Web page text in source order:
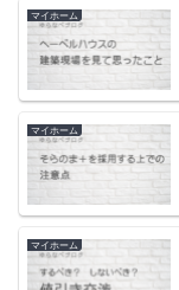
マイホーム
マイホーム
マイホーム